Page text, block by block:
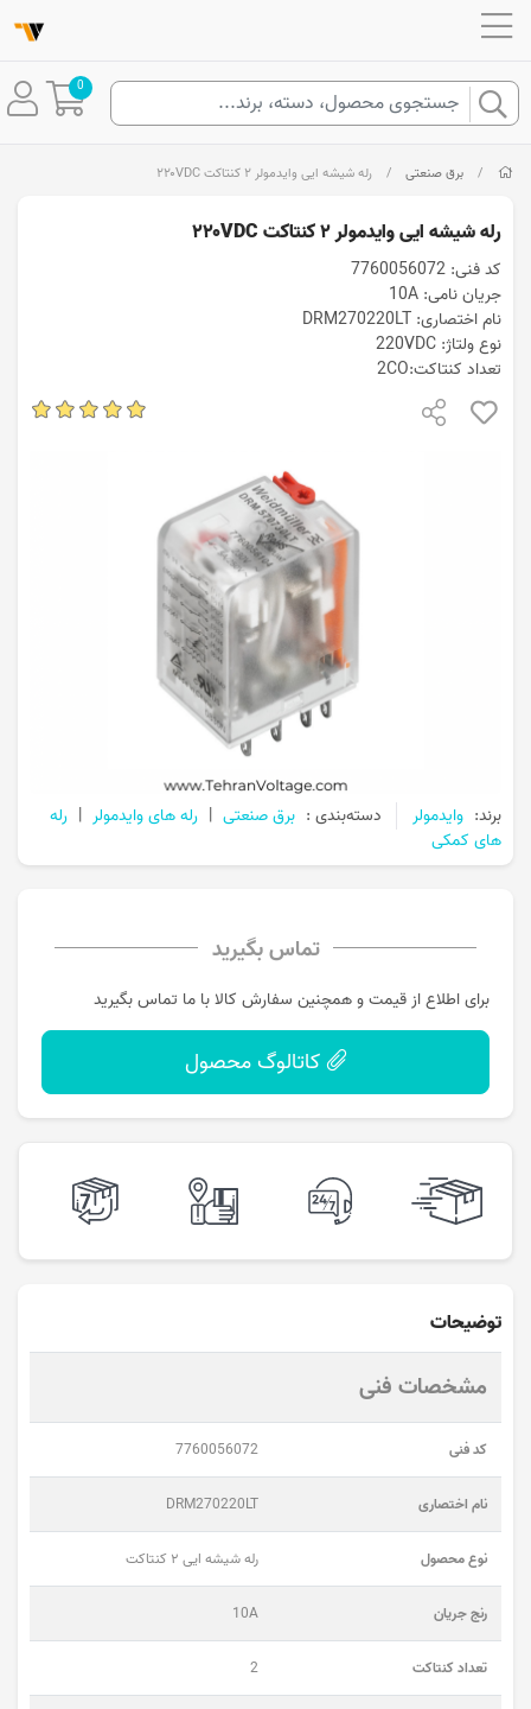
0
/ برق صنعتی / رله شیشه ایی وایدمولر ۲ کنتاکت ۲۲۰VDC
رله شیشه ایی وایدمولر ۲ کنتاکت ۲۲۰VDC
کد فنی: 7760056072
جریان نامی: 10A
نام اختصاری: DRM270220LT
نوع ولتاژ: 220VDC
تعداد کنتاکت:2CO
برند: وایدمولر دسته‌بندی : برق صنعتی | رله های وایدمولر | رله
های کمکی
تماس بگیرید
برای اطلاع از قیمت و همچنین سفارش کالا با ما تماس بگیرید
کاتالوگ محصول
توضیحات
مشخصات فنی
کد فنی 7760056072
نام اختصاری DRM270220LT
نوع محصول رله شیشه ایی ۲ کنتاکت
رنج جریان 10A
تعداد کنتاکت 2